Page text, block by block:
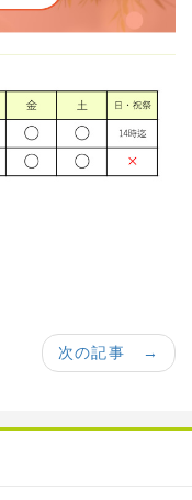
次の記事 →